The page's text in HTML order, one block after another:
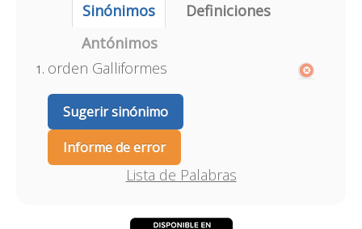
Sinónimos
Definiciones
Antónimos
orden Galliformes
Sugerir sinónimo
Informe de error
Lista de Palabras